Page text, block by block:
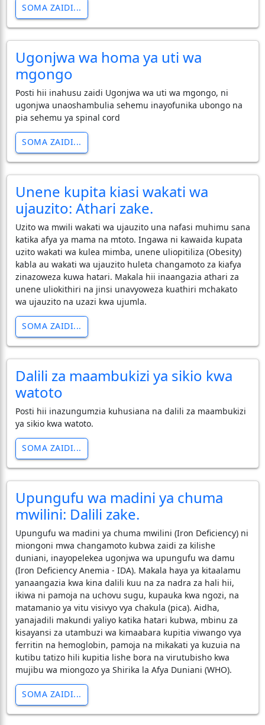
SOMA ZAIDI...
Ugonjwa wa homa ya uti wa
mgongo
Posti hii inahusu zaidi Ugonjwa wa uti wa mgongo, ni
ugonjwa unaoshambulia sehemu inayofunika ubongo na
pia sehemu ya spinal cord
SOMA ZAIDI...
Unene kupita kiasi wakati wa
ujauzito: Athari zake.
Uzito wa mwili wakati wa ujauzito una nafasi muhimu sana
katika afya ya mama na mtoto. Ingawa ni kawaida kupata
uzito wakati wa kulea mimba, unene uliopitiliza (Obesity)
kabla au wakati wa ujauzito huleta changamoto za kiafya
zinazoweza kuwa hatari. Makala hii inaangazia athari za
unene uliokithiri na jinsi unavyoweza kuathiri mchakato
wa ujauzito na uzazi kwa ujumla.
SOMA ZAIDI...
Dalili za maambukizi ya sikio kwa
watoto
Posti hii inazungumzia kuhusiana na dalili za maambukizi
ya sikio kwa watoto.
SOMA ZAIDI...
Upungufu wa madini ya chuma
mwilini: Dalili zake.
Upungufu wa madini ya chuma mwilini (Iron Deficiency) ni
miongoni mwa changamoto kubwa zaidi za kilishe
duniani, inayopelekea ugonjwa wa upungufu wa damu
(Iron Deficiency Anemia - IDA). Makala haya ya kitaalamu
yanaangazia kwa kina dalili kuu na za nadra za hali hii,
ikiwa ni pamoja na uchovu sugu, kupauka kwa ngozi, na
matamanio ya vitu visivyo vya chakula (pica). Aidha,
yanajadili makundi yaliyo katika hatari kubwa, mbinu za
kisayansi za utambuzi wa kimaabara kupitia viwango vya
ferritin na hemoglobin, pamoja na mikakati ya kuzuia na
kutibu tatizo hili kupitia lishe bora na virutubisho kwa
mujibu wa miongozo ya Shirika la Afya Duniani (WHO).
SOMA ZAIDI...